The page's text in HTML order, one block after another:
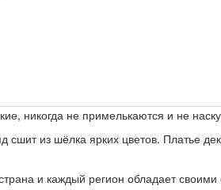
никогда не примелькаются и не
из шёлка ярких цветов. Платье
и каждый регион обладает